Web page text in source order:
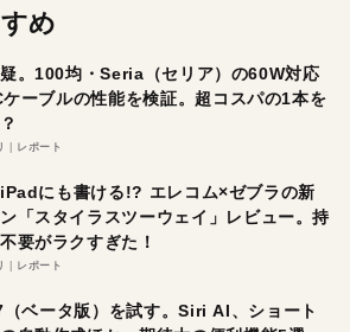
め
。100均・Seria（セリア）の60W対応
ーブルの性能を検証。超コスパの1本を
レポート
にも書ける!? エレコム×ゼブラの新
「スタイラスツーウェイ」レビュー。持
要がラクすぎた！
レポート
ベータ版）を試す。Siri AI、ショート